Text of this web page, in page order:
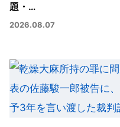
題・…
2026.08.07